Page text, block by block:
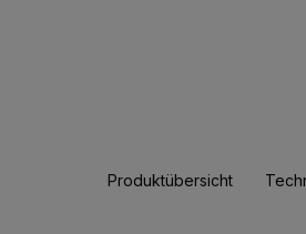
Produktübersicht